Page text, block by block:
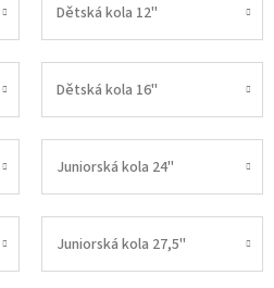
Dětská kola 12"
Dětská kola 16"
Juniorská kola 24"
Juniorská kola 27,5"